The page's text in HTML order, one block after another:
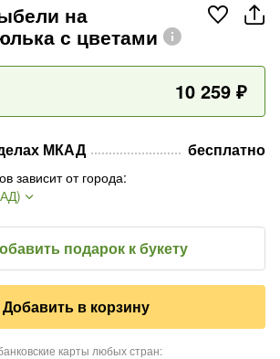
на
с цветами
10 259 ₽
МКАД бесплатно
зависит от города:
подарок к букету
Добавить в корзину
карты любых стран: